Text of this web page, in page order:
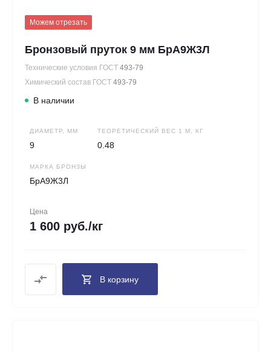
Можем отрезать
Бронзовый пруток 9 мм БрА9Ж3Л
Технические условия ГОСТ 493-79
Химический состав ГОСТ 493-79
В наличии
ДИАМЕТР, ММ
9
ТЕОРЕТИЧЕСКИЙ ВЕС 1 М, КГ
0.48
МАРКА БРОНЗЫ
БрА9Ж3Л
Цена
1 600 руб./кг
В корзину